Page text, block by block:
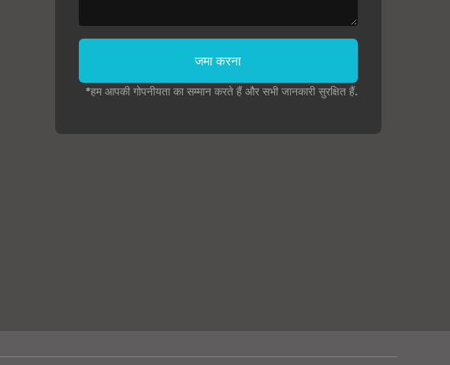
जमा करना
*हम आपकी गोपनीयता का सम्मान करते हैं और सभी जानकारी सुरक्षित हैं.